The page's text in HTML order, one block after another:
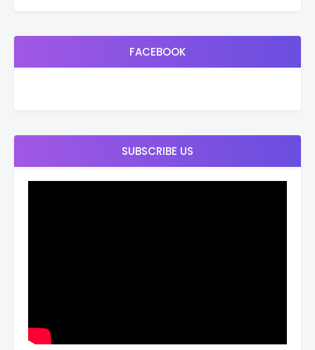
FACEBOOK
SUBSCRIBE US